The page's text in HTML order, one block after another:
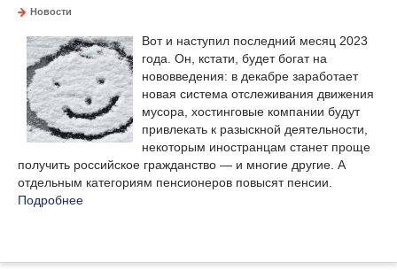
Новости
Вот и наступил последний месяц 2023
года. Он, кстати, будет богат на
нововведения: в декабре заработает
новая система отслеживания движения
мусора, хостинговые компании будут
привлекать к разыскной деятельности,
некоторым иностранцам станет проще
получить российское гражданство — и многие другие. А
отдельным категориям пенсионеров повысят пенсии.
Подробнее